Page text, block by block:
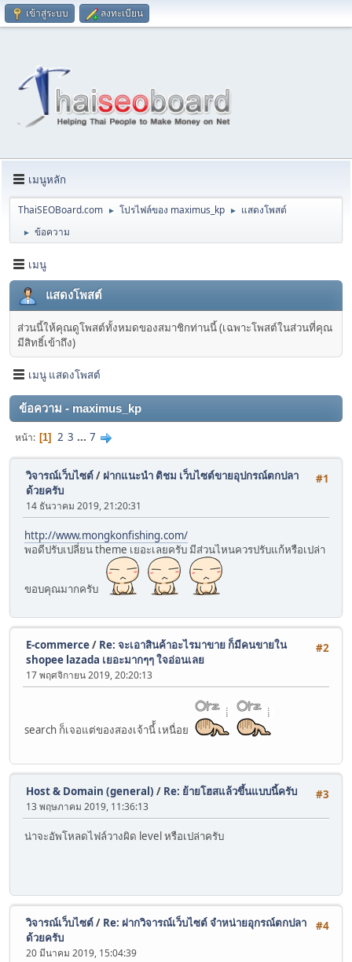
เข้าสู่ระบบ ลงทะเบียน
เมนูหลัก
ThaiSEOBoard.com ► โปรไฟล์ของ maximus_kp ► แสดงโพสต์
► ข้อความ
เมนู
แสดงโพสต์
ส่วนนี้ให้คุณดูโพสต์ทั้งหมดของสมาชิกท่านนี้ (เฉพาะโพสต์ในส่วนที่คุณ
มีสิทธิ์เข้าถึง)
เมนู แสดงโพสต์
ข้อความ - maximus_kp
หน้า 1 2 3 ... 7
#1
วิจารณ์เว็บไซต์/ ฝากแนะนำ ติชม เว็บไซต์ขายอุปกรณ์ตกปลา
ด้วยครับ
14 ธันวาคม 2019, 21:20:31
http://www.mongkonfishing.com/
พอดีปรับเปลี่ยน theme เยอะเลยครับ มีส่วนไหนควรปรับแก้หรือเปล่า
ขอบคุณมากครับ
#2
E-commerce/ Re: จะเอาสินค้าอะไรมาขาย ก็มีคนขายใน
shopee lazada เยอะมากๆๆ ใจอ่อนเลย
17 พฤศจิกายน 2019, 20:20:13
search ก็เจอแต่ของสองเจ้านี้้ เหนื่อย
#3
Host & Domain (general) / Re: ย้ายโฮสแล้วขึ้นแบบนี้ครับ
13 พฤษภาคม 2019, 11:36:13
น่าจะอัพโหลดไฟล์วางผิด level หรือเปล่าครับ
#4
วิจารณ์เว็บไซต์/ Re: ฝากวิจารณ์เว็บไซต์ จำหน่ายอุกรณ์ตกปลา
ด้วยครับ
20 มีนาคม 2019, 15:04:39